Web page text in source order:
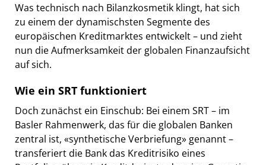
Was technisch nach Bilanzkosmetik klingt, hat sich
zu einem der dynamischsten Segmente des
europäischen Kreditmarktes entwickelt – und zieht
nun die Aufmerksamkeit der globalen Finanzaufsicht
auf sich.
Wie ein SRT funktioniert
Doch zunächst ein Einschub: Bei einem SRT – im
Basler Rahmenwerk, das für die globalen Banken
zentral ist, «synthetische Verbriefung» genannt –
transferiert die Bank das Kreditrisiko eines